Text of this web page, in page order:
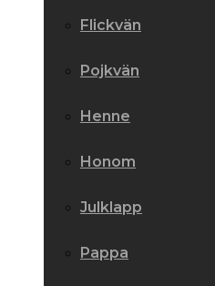
Flickvän
Pojkvän
Henne
Honom
Julklapp
Pappa